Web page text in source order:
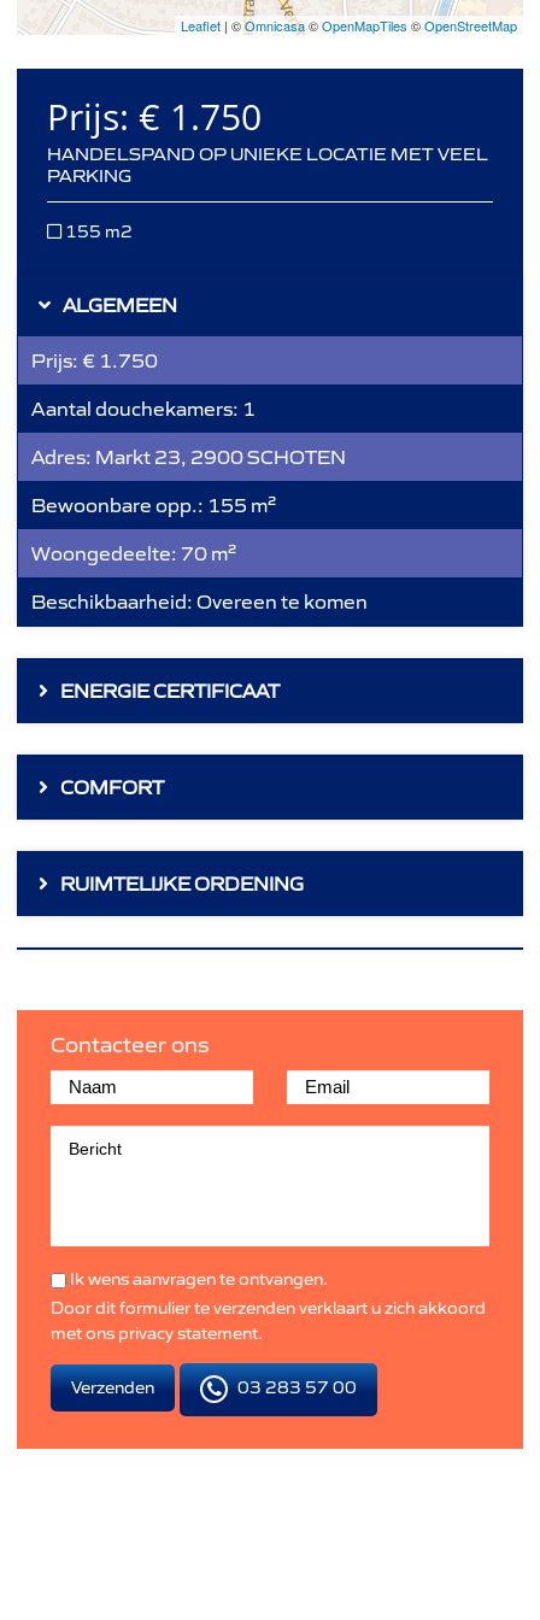
Leaflet| ©Omnicasa©OpenMapTiles ©OpenStreetMap
Prijs: € 1.750
HANDELSPAND OP UNIEKE LOCATIE MET VEEL
PARKING
155 m2
Contacteer ons
Ik wens aanvragen te ontvangen.
Door dit formulier te verzenden verklaart u zich akkoord
met ons privacy statement.
Verzenden 03 283 57 00
ALGEMEEN
Prijs: € 1.750
Aantal douchekamers: 1
Adres: Markt 23, 2900 SCHOTEN
Bewoonbare opp.: 155 m²
Woongedeelte: 70 m²
Beschikbaarheid: Overeen te komen
ENERGIE CERTIFICAAT
COMFORT
RUIMTELIJKE ORDENING